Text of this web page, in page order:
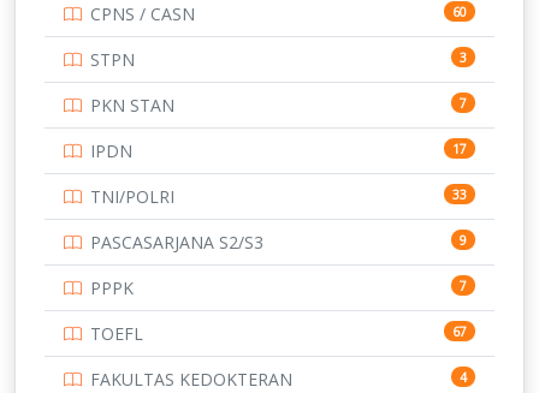
CPNS / CASN 60
STPN 3
PKN STAN 7
IPDN 17
TNI/POLRI 33
PASCASARJANA S2/S3 9
PPPK 7
TOEFL 67
FAKULTAS KEDOKTERAN 4